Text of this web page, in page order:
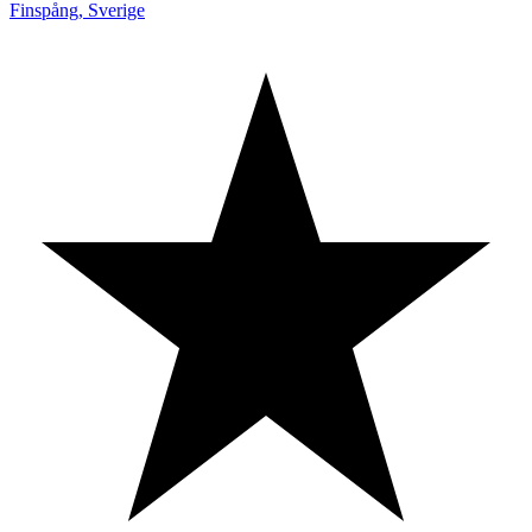
Finspång, Sverige